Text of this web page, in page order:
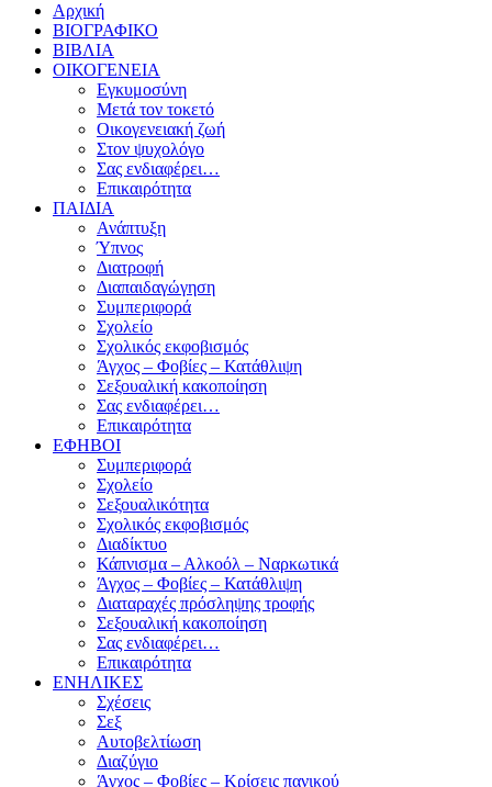
Αρχική
ΒΙΟΓΡΑΦΙΚΟ
ΒΙΒΛΙΑ
ΟΙΚΟΓΕΝΕΙΑ
Εγκυμοσύνη
Μετά τον τοκετό
Οικογενειακή ζωή
Στον ψυχολόγο
Σας ενδιαφέρει…
Επικαιρότητα
ΠΑΙΔΙΑ
Ανάπτυξη
Ύπνος
Διατροφή
Διαπαιδαγώγηση
Συμπεριφορά
Σχολείο
Σχολικός εκφοβισμός
Άγχος – Φοβίες – Κατάθλιψη
Σεξουαλική κακοποίηση
Σας ενδιαφέρει…
Επικαιρότητα
ΕΦΗΒΟΙ
Συμπεριφορά
Σχολείο
Σεξουαλικότητα
Σχολικός εκφοβισμός
Διαδίκτυο
Κάπνισμα – Αλκοόλ – Ναρκωτικά
Άγχος – Φοβίες – Κατάθλιψη
Διαταραχές πρόσληψης τροφής
Σεξουαλική κακοποίηση
Σας ενδιαφέρει…
Επικαιρότητα
ΕΝΗΛΙΚΕΣ
Σχέσεις
Σεξ
Αυτοβελτίωση
Διαζύγιο
Άγχος – Φοβίες – Κρίσεις πανικού